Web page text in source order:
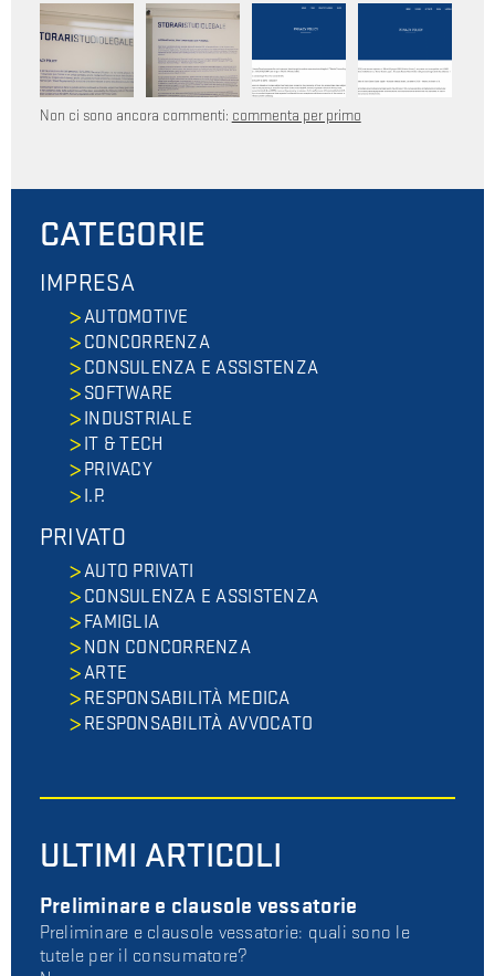
Non ci sono ancora commenti: commenta per primo
CATEGORIE
IMPRESA
AUTOMOTIVE
CONCORRENZA
CONSULENZA E ASSISTENZA
SOFTWARE
INDUSTRIALE
IT & TECH
PRIVACY
I.P.
PRIVATO
AUTO PRIVATI
CONSULENZA E ASSISTENZA
FAMIGLIA
NON CONCORRENZA
ARTE
RESPONSABILITÀ MEDICA
RESPONSABILITÀ AVVOCATO
ULTIMI ARTICOLI
Preliminare e clausole vessatorie
Preliminare e clausole vessatorie: quali sono le
tutele per il consumatore?